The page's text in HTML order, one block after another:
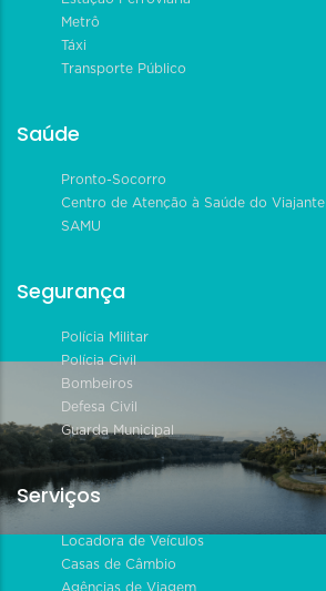
Metrô
Táxi
Transporte Público
Saúde
Pronto-Socorro
Centro de Atenção à Saúde do Viajante
SAMU
Segurança
Polícia Militar
Polícia Civil
Bombeiros
Defesa Civil
Guarda Municipal
Serviços
Locadora de Veículos
Casas de Câmbio
Agências de Viagem